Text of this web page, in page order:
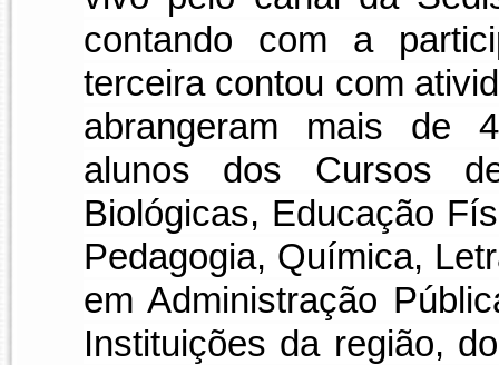
contando com a
terceira contou com
abrangeram mais de
alunos dos Cursos
Biológicas, Educação
Pedagogia, Química,
em Administração
Instituições da região,